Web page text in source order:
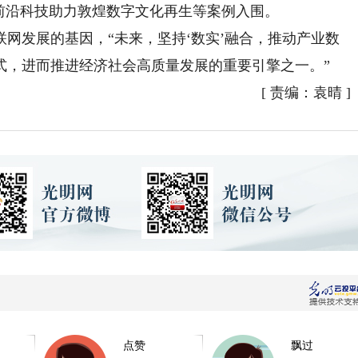
科技助力敦煌数字文化再生等案例入围。
展的基因，“未来，坚持‘数实’融合，推动产业数
进而推进经济社会高质量发展的重要引擎之一。”
[ 责编：袁晴]
点赞 飘过